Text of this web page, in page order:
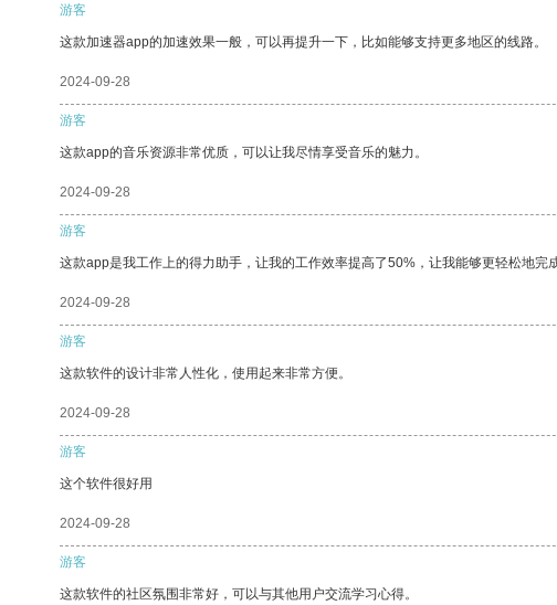
游客
这款加速器app的加速效果一般，可以再提升一下，比如能够支持更多地区的线路。
2024-09-28
游客
这款app的音乐资源非常优质，可以让我尽情享受音乐的魅力。
2024-09-28
游客
这款app是我工作上的得力助手，让我的工作效率提高了50%，让我能够更轻松地完
2024-09-28
游客
这款软件的设计非常人性化，使用起来非常方便。
2024-09-28
游客
这个软件很好用
2024-09-28
游客
这款软件的社区氛围非常好，可以与其他用户交流学习心得。